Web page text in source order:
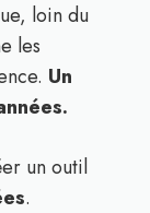
loin du
les
Un
un outil
.